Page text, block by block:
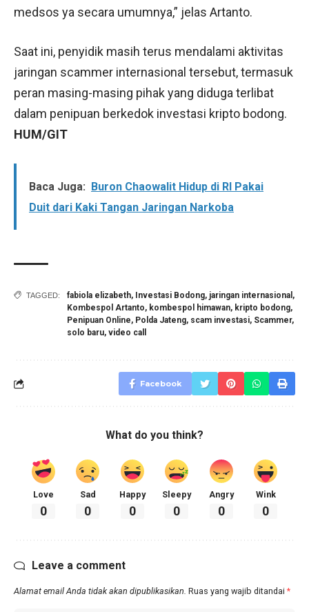
medsos ya secara umumnya,” jelas Artanto.
Saat ini, penyidik masih terus mendalami aktivitas
jaringan scammer internasional tersebut, termasuk
peran masing-masing pihak yang diduga terlibat
dalam penipuan berkedok investasi kripto bodong.
HUM/GIT
Baca Juga: Buron Chaowalit Hidup di RI Pakai
Duit dari Kaki Tangan Jaringan Narkoba
TAGGED: fabiola elizabeth, Investasi Bodong, jaringan internasional ,
Kombespol Artanto, kombespol himawan, kripto bodong,
Penipuan Online, Polda Jateng, scam investasi, Scammer,
solo baru, video call
Facebook
What do you think?
Love
0
Sad
0
Happy
0
Sleepy
0
Angry
0
Wink
0
Leave a comment
Alamat email Anda tidak akan dipublikasikan. Ruas yang wajib ditandai *